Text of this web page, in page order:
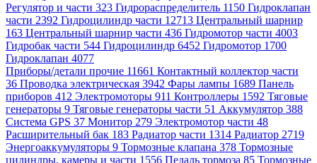
Регулятор и части 323 Гидрораспределитель 1150 Гидроклапан
части 2392 Гидроцилиндр части 12713 Центральный шарнир
163 Центральный шарнир части 436 Гидромотор части 4003
Гидробак части 544 Гидроцилиндр 6452 Гидромотор 1700
Гидроклапан 4077
Приборы/детали прочие 11661 Контактный коллектор части
36 Проводка электрическая 3942 Фары лампы 1689 Панель
приборов 412 Электромоторы 911 Контроллеры 1592 Тяговые
генераторы 9 Тяговые генераторы части 51 Аккумулятор 388
Система GPS 37 Монитор 279 Электромотор части 48
Расширительный бак 183 Радиатор части 1314 Радиатор 2719
Энергоаккумуляторы 9 Тормозные клапана 378 Тормозные
цилиндры, камеры и части 1556 Педаль тормоза 85 Тормозные